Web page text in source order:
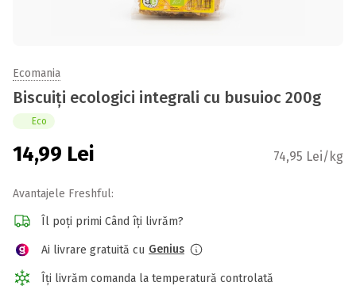
Ecomania
Biscuiți ecologici integrali cu busuioc 200g
Eco
14,99 Lei 74,95 Lei/kg
Avantajele Freshful:
Îl poți primi Când îți livrăm?
Ai livrare gratuită cu Genius
Îți livrăm comanda la temperatură controlată